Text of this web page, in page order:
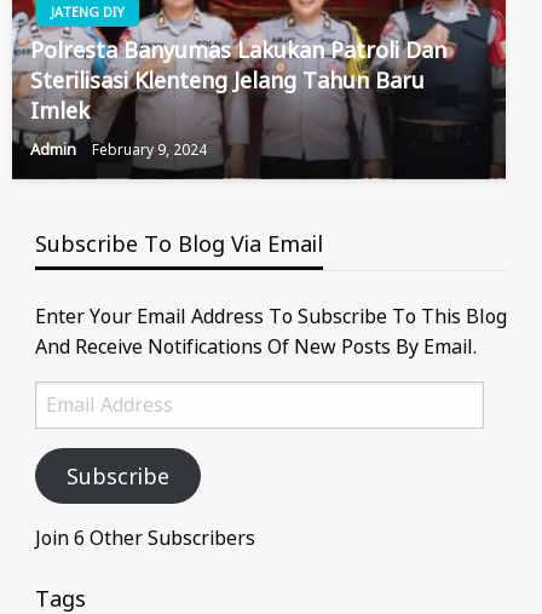
JATENG DIY
Polresta Banyumas Lakukan Patroli Dan
Sterilisasi Klenteng Jelang Tahun Baru
Imlek
Admin February 9, 2024
Subscribe To Blog Via Email
Enter Your Email Address To Subscribe To This Blog
And Receive Notifications Of New Posts By Email.
Email
Address
Subscribe
Join 6 Other Subscribers
Tags